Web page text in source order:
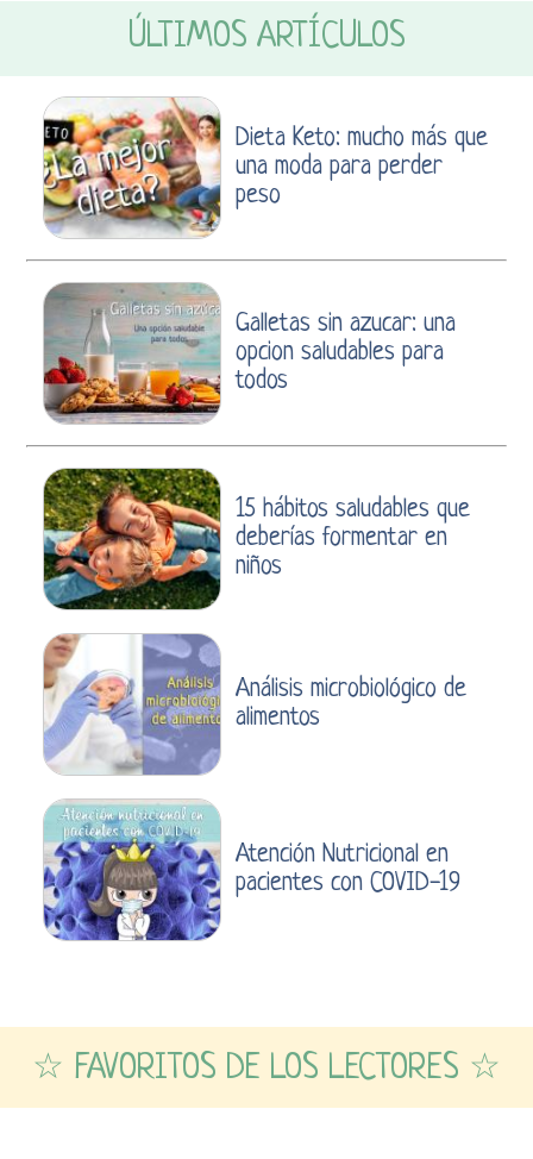
ÚLTIMOS ARTÍCULOS
Dieta Keto: mucho más que
una moda para perder
peso
Galletas sin azucar: una
opcion saludables para
todos
15 hábitos saludables que
deberías formentar en
niños
Análisis microbiológico de
alimentos
Atención Nutricional en
pacientes con COVID-19
☆ FAVORITOS DE LOS LECTORES ☆